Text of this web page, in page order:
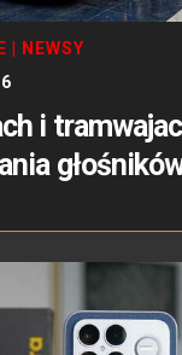
NEWSY
i